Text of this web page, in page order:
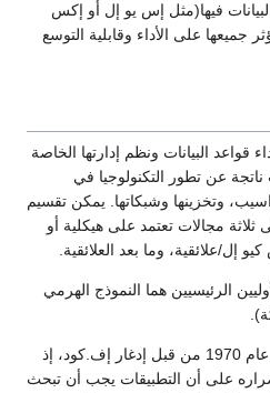
فيها(مثل إس يو إل أو إكس
جميعها على الأداء وقابلية التوسع
قواعد البيانات ونظم إدارتها الخاصة
ناتجة عن تطور التكنولوجيا في
وتخزينها وشبكاتها. يمكن تقسيم
ثلاثة مجالات تعتمد على هيكلية أو
إل/علائقية، وما بعد العلائقية.
الرئيسيين هما النموذج الهرمي
طُرح النموذج العلائقي بدايةً في عام 1970 من قبل إدغار إف.كود، إذ
على أن التطبيقات يجب أن تبحث